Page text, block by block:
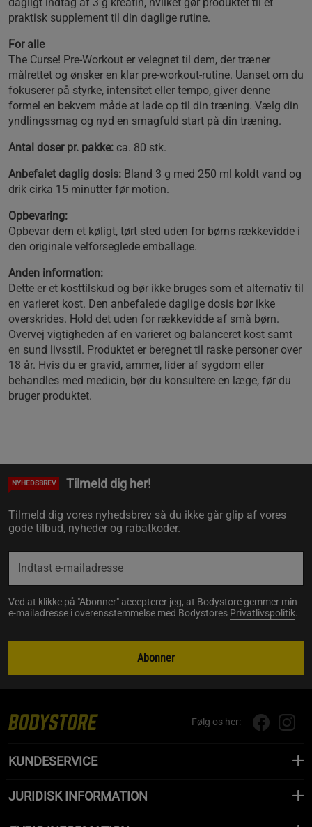
praktisk supplement til din daglige rutine.
For alle
The Curse! Pre-Workout er velegnet til dem, der træner
målrettet og ønsker en klar pre-workout-rutine. Uanset om du
fokuserer på styrke, intensitet eller tempo, giver denne
formel en bekvem måde at lade op til din træning. Vælg din
yndlingssmag og nyd en smagfuld start på din træning.
Antal doser pr. pakke: ca. 80 stk.
Anbefalet daglig dosis: Bland 3 g med 250 ml koldt vand og
drik cirka 15 minutter før motion.
Opbevaring:
Opbevar dem et køligt, tørt sted uden for børns rækkevidde i
den originale velforseglede emballage.
Anden information:
Dette er et kosttilskud og bør ikke bruges som et alternativ til
en varieret kost. Den anbefalede daglige dosis bør ikke
overskrides. Hold det uden for rækkevidde af små børn.
Overvej vigtigheden af en varieret og balanceret kost samt
en sund livsstil. Produktet er beregnet til raske personer over
18 år. Hvis du er gravid, ammer, lider af sygdom eller
behandles med medicin, bør du konsultere en læge, før du
bruger produktet.
NYHEDSBREV Tilmeld dig her!
Tilmeld dig vores nyhedsbrev så du ikke går glip af vores
gode tilbud, nyheder og rabatkoder.
Ved at klikke på "Abonner" accepterer jeg, at Bodystore gemmer min
e-mailadresse i overensstemmelse med Bodystores Privatlivspolitik.
Abonner
Følg os her:
KUNDESERVICE
JURIDISK INFORMATION